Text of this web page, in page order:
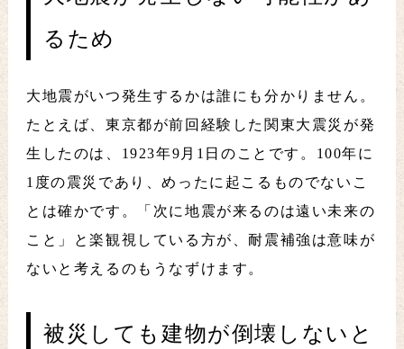
るため
大地震がいつ発生するかは誰にも分かりません。
たとえば、東京都が前回経験した関東大震災が発
生したのは、1923年9月1日のことです。100年に
1度の震災であり、めったに起こるものでないこ
とは確かです。「次に地震が来るのは遠い未来の
こと」と楽観視している方が、耐震補強は意味が
ないと考えるのもうなずけます。
被災しても建物が倒壊しないと